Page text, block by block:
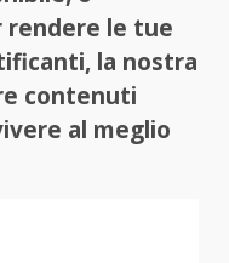
rendere le tue
la nostra
contenuti
al meglio